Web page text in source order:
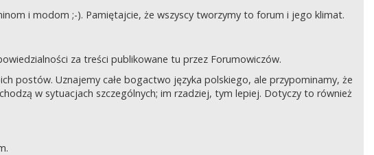
i modom ;-). Pamiętajcie, że wszyscy tworzymy to forum i jego klimat.
za treści publikowane tu przez Forumowiczów.
postów. Uznajemy całe bogactwo języka polskiego, ale przypominamy, że
w sytuacjach szczególnych; im rzadziej, tym lepiej. Dotyczy to również